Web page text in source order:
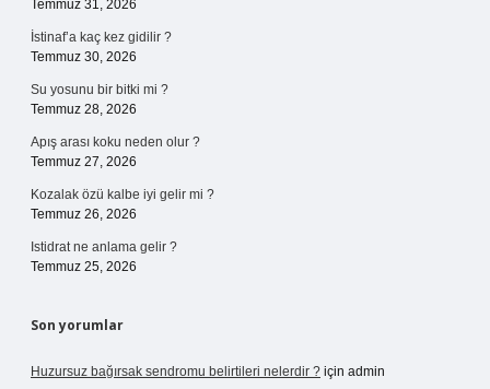
Temmuz 31, 2026
İstinaf’a kaç kez gidilir ?
Temmuz 30, 2026
Su yosunu bir bitki mi ?
Temmuz 28, 2026
Apış arası koku neden olur ?
Temmuz 27, 2026
Kozalak özü kalbe iyi gelir mi ?
Temmuz 26, 2026
Istidrat ne anlama gelir ?
Temmuz 25, 2026
Son yorumlar
Huzursuz bağırsak sendromu belirtileri nelerdir ? için admin